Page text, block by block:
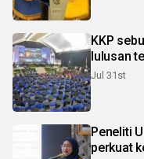
KKP
lulusan
Jul 31st
Peneliti
perkuat